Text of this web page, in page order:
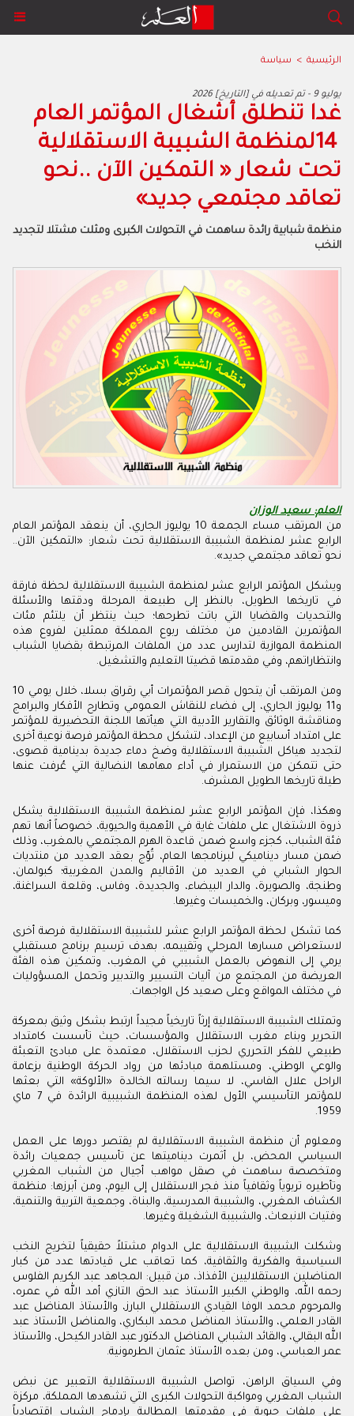
الرئيسية > سياسة
2026 يوليو 9 - تم تعديله في [التاريخ]
‬تعاقد‭ ‬مجتمعي‭ ‬جديد‮»‬
‬النخب
العلم: سعيد الوزان
من المرتقب مساء الجمعة 10 يوليوز الجاري، أن ينعقد المؤتمر العام
الرابع عشر لمنظمة الشبيبة الاستقلالية تحت شعار: «التمكين الآن..
نحو تعاقد مجتمعي جديد».
ويشكل المؤتمر الرابع عشر لمنظمة الشبيبة الاستقلالية لحظة فارقة
في تاريخها الطويل، بالنظر إلى طبيعة المرحلة ودقتها والأسئلة
والتحديات والقضايا التي باتت تطرحها؛ حيث ينتظر أن يلتئم مئات
المؤتمرين القادمين من مختلف ربوع المملكة ممثلين لفروع هذه
المنظمة الموازية لتدارس عدد من الملفات المرتبطة بقضايا الشباب
وانتظاراتهم، وفي مقدمتها قضيتا التعليم والتشغيل.
ومن المرتقب أن يتحول قصر المؤتمرات أبي رقراق بسلا، خلال يومي 10
و11 يوليوز الجاري، إلى فضاء للنقاش العمومي وتطارح الأفكار والبرامج
ومناقشة الوثائق والتقارير الأدبية التي هيأتها اللجنة التحضيرية للمؤتمر
على امتداد أسابيع من الإعداد، لتشكل محطة المؤتمر فرصة نوعية أخرى
لتجديد هياكل الشبيبة الاستقلالية وضخ دماء جديدة بدينامية قصوى،
حتى تتمكن من الاستمرار في أداء مهامها النضالية التي عُرفت عنها
طيلة تاريخها الطويل المشرف.
وهكذا، فإن المؤتمر الرابع عشر لمنظمة الشبيبة الاستقلالية يشكل
ذروة الاشتغال على ملفات غاية في الأهمية والحيوية، خصوصاً أنها تهم
فئة الشباب، كجزء واسع ضمن قاعدة الهرم المجتمعي بالمغرب، وذلك
ضمن مسار ديناميكي لبرنامجها العام، تُوّج بعقد العديد من منتديات
الحوار الشبابي في العديد من الأقاليم والمدن المغربية؛ كبولمان،
وطنجة، والصويرة، والدار البيضاء، والجديدة، وفاس، وقلعة السراغنة،
وميسور، وبركان، والخميسات وغيرها.
كما تشكل لحظة المؤتمر الرابع عشر للشبيبة الاستقلالية فرصة أخرى
لاستعراض مسارها المرحلي وتقييمه، بهدف ترسيم برنامج مستقبلي
يرمي إلى النهوض بالعمل الشبيبي في المغرب، وتمكين هذه الفئة
العريضة من المجتمع من آليات التسيير والتدبير وتحمل المسؤوليات
في مختلف المواقع وعلى صعيد كل الواجهات.
وتمتلك الشبيبة الاستقلالية إرثاً تاريخياً مجيداً ارتبط بشكل وثيق بمعركة
التحرير وبناء مغرب الاستقلال والمؤسسات، حيث تأسست كامتداد
طبيعي للفكر التحرري لحزب الاستقلال، معتمدة على مبادئ التعبئة
والوعي الوطني، ومستلهمة مبادئها من رواد الحركة الوطنية بزعامة
الراحل علال الفاسي، لا سيما رسالته الخالدة «الألوكة» التي بعثها
للمؤتمر التأسيسي الأول لهذه المنظمة الشبيبية الرائدة في 7 ماي
1959.
ومعلوم أن منظمة الشبيبة الاستقلالية لم يقتصر دورها على العمل
السياسي المحض، بل أثمرت ديناميتها عن تأسيس جمعيات رائدة
ومتخصصة ساهمت في صقل مواهب أجيال من الشباب المغربي
وتأطيره تربوياً وثقافياً منذ فجر الاستقلال إلى اليوم، ومن أبرزها: منظمة
الكشاف المغربي، والشبيبة المدرسية، والبناة، وجمعية التربية والتنمية،
وفتيات الانبعاث، والشبيبة الشغيلة وغيرها.
وشكلت الشبيبة الاستقلالية على الدوام مشتلاً حقيقياً لتخريج النخب
السياسية والفكرية والثقافية، كما تعاقب على قيادتها عدد من كبار
المناضلين الاستقلاليين الأفذاذ، من قبيل: المجاهد عبد الكريم الفلوس
رحمه الله، والوطني الكبير الأستاذ عبد الحق التازي أمد الله في عمره،
والمرحوم محمد الوفا القيادي الاستقلالي البارز، والأستاذ المناضل عبد
القادر العلمي، والأستاذ المناضل محمد البكاري، والمناضل الأستاذ عبد
الله البقالي، والقائد الشبابي المناضل الدكتور عبد القادر الكيحل، والأستاذ
عمر العباسي، ومن بعده الأستاذ عثمان الطرمونية.
وفي السياق الراهن، تواصل الشبيبة الاستقلالية التعبير عن نبض
الشباب المغربي ومواكبة التحولات الكبرى التي تشهدها المملكة، مركزة
على ملفات حيوية في مقدمتها المطالبة بإدماج الشباب اقتصادياً